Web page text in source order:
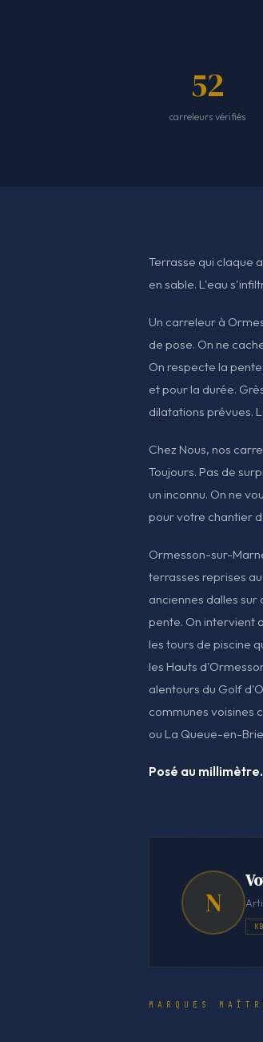
52
carreleurs vérifiés
Terrasse qui claque
en sable. L'eau
Un carreleur à
de pose. On ne
On respecte la
et pour la durée.
dilatations prévues.
Chez Nous, nos
Toujours. Pas de
un inconnu. On ne
pour votre chantier
Ormesson-sur-
terrasses reprises
anciennes dalles
pente. On intervient
les tours de piscine
les Hauts
alentours du Golf
communes voisines
ou La Queue-en-
Posé au millimètre.
N
MARQUES